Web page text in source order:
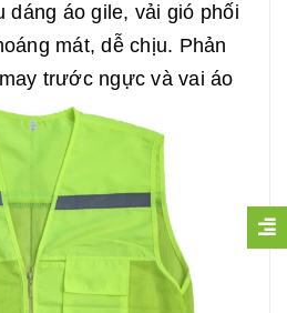
dáng áo gile, vải gió phối
mát, dễ chịu. Phản
trước ngực và vai áo